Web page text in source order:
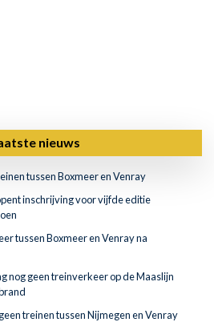
nieuws
tussen Boxmeer en Venray
inschrijving voor vijfde editie
tussen Boxmeer en Venray na
nog geen treinverkeer op de Maaslijn
treinen tussen Nijmegen en Venray